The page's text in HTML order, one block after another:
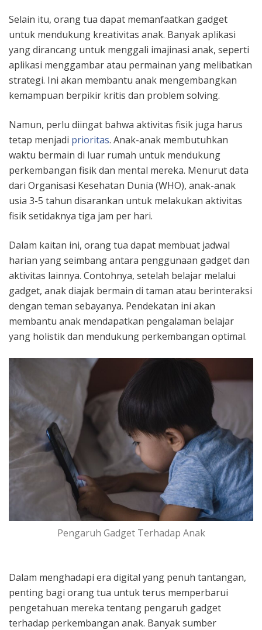
Selain itu, orang tua dapat memanfaatkan gadget
untuk mendukung kreativitas anak. Banyak aplikasi
yang dirancang untuk menggali imajinasi anak, seperti
aplikasi menggambar atau permainan yang melibatkan
strategi. Ini akan membantu anak mengembangkan
kemampuan berpikir kritis dan problem solving.
Namun, perlu diingat bahwa aktivitas fisik juga harus
tetap menjadi prioritas. Anak-anak membutuhkan
waktu bermain di luar rumah untuk mendukung
perkembangan fisik dan mental mereka. Menurut data
dari Organisasi Kesehatan Dunia (WHO), anak-anak
usia 3-5 tahun disarankan untuk melakukan aktivitas
fisik setidaknya tiga jam per hari.
Dalam kaitan ini, orang tua dapat membuat jadwal
harian yang seimbang antara penggunaan gadget dan
aktivitas lainnya. Contohnya, setelah belajar melalui
gadget, anak diajak bermain di taman atau berinteraksi
dengan teman sebayanya. Pendekatan ini akan
membantu anak mendapatkan pengalaman belajar
yang holistik dan mendukung perkembangan optimal.
Pengaruh Gadget Terhadap Anak
Dalam menghadapi era digital yang penuh tantangan,
penting bagi orang tua untuk terus memperbarui
pengetahuan mereka tentang pengaruh gadget
terhadap perkembangan anak. Banyak sumber